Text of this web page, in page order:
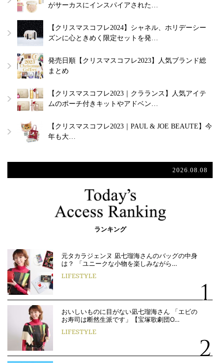
がサーカスにインスパイアされた…
【クリスマスコフレ2024】シャネル、ホリデーシー
ズンに心ときめく限定セットを発…
発売日順【クリスマスコフレ2023】人気ブランド総
まとめ
【クリスマスコフレ2023｜クラランス】人気アイテ
ムのポーチ付きキットやアドベン…
【クリスマスコフレ2023｜PAUL & JOE BEAUTE】今
年も大…
2026.08.08
ランキング
元タカラジェンヌ 凪七瑠海さんのバッグの中身
は？ 「ユニークな小物を楽しみながら…
LIFESTYLE
おいしいものに目がない凪七瑠海さん 「エビの
お寿司は断然生派です」【宝塚歌劇団O…
LIFESTYLE